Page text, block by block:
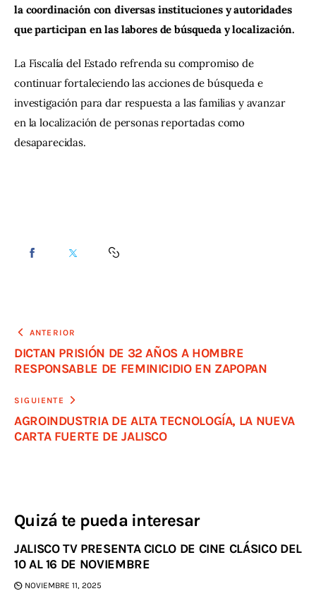
la coordinación con diversas instituciones y autoridades
que participan en las labores de búsqueda y localización.
La Fiscalía del Estado refrenda su compromiso de
continuar fortaleciendo las acciones de búsqueda e
investigación para dar respuesta a las familias y avanzar
en la localización de personas reportadas como
desaparecidas.
ANTERIOR
DICTAN PRISIÓN DE 32 AÑOS A HOMBRE
RESPONSABLE DE FEMINICIDIO EN ZAPOPAN
SIGUIENTE
AGROINDUSTRIA DE ALTA TECNOLOGÍA, LA NUEVA
CARTA FUERTE DE JALISCO
Quizá te pueda interesar
JALISCO TV PRESENTA CICLO DE CINE CLÁSICO DEL
10 AL 16 DE NOVIEMBRE
NOVIEMBRE 11, 2025